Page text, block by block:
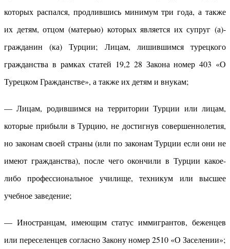
которых распался, продлившись минимум три года, а также
их детям, отцом (матерью) которых является их супруг (а)-
гражданин (ка) Турции; Лицам, лишившимся турецкого
гражданства в рамках статей 19,2 28 Закона номер 403 «О
Турецком Гражданстве», а также их детям и внукам;
— Лицам, родившимся на территории Турции или лицам,
которые прибыли в Турцию, не достигнув совершеннолетия,
но законам своей страны (или по законам Турции если они не
имеют гражданства), после чего окончили в Турции какое-
либо профессиональное училище, техникум или высшее
учебное заведение;
— Иностранцам, имеющим статус иммигрантов, беженцев
или переселенцев согласно Закону номер 2510 «О Заселении»;